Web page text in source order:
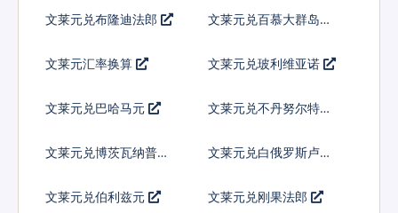
文莱元兑布隆迪法郎 文莱元兑百慕大群岛元
文莱元汇率换算 文莱元兑玻利维亚诺
文莱元兑巴哈马元
文莱元兑不丹努尔特鲁
文莱元兑博茨瓦纳普拉 文莱元兑白俄罗斯卢布
文莱元兑伯利兹元 文莱元兑刚果法郎